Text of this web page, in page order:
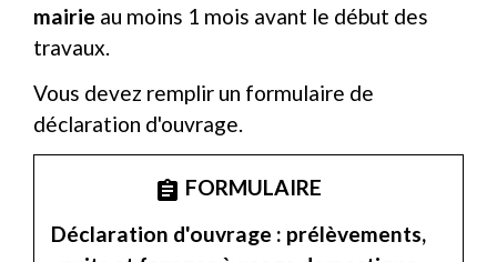
mairie au moins 1 mois avant le début des
travaux.
Vous devez remplir un formulaire de
déclaration d'ouvrage.
assignment FORMULAIRE
Déclaration d'ouvrage : prélèvements,